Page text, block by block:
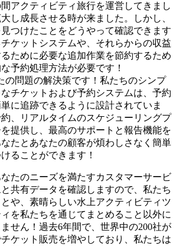
アクティビティ旅行を運営してきまし
し成長させる時が来ました。しかし、
つけたことをどうやって確認できます
ケットシステムや、それらからの収益
ために必要な追加作業を節約するため
予約処理方法が必要です！
の問題の解決策です！私たちのシンプ
チケットおよび予約システムは、予約
に追跡できるように設計されていま
、リアルタイムのスケジューリングプ
提供し、最高のサポートと報告機能を
たとあなたの顧客が煩わしさなく簡単
ることができます！
たのニーズを満たすカスタマーサービ
共有データを確認しますので、私たち
や、素晴らしい水上アクティビティツ
を私たちを通じてまとめること以外に
せん！過去6年間で、世界中の200社が
ケット販売を増やしており、私たちは